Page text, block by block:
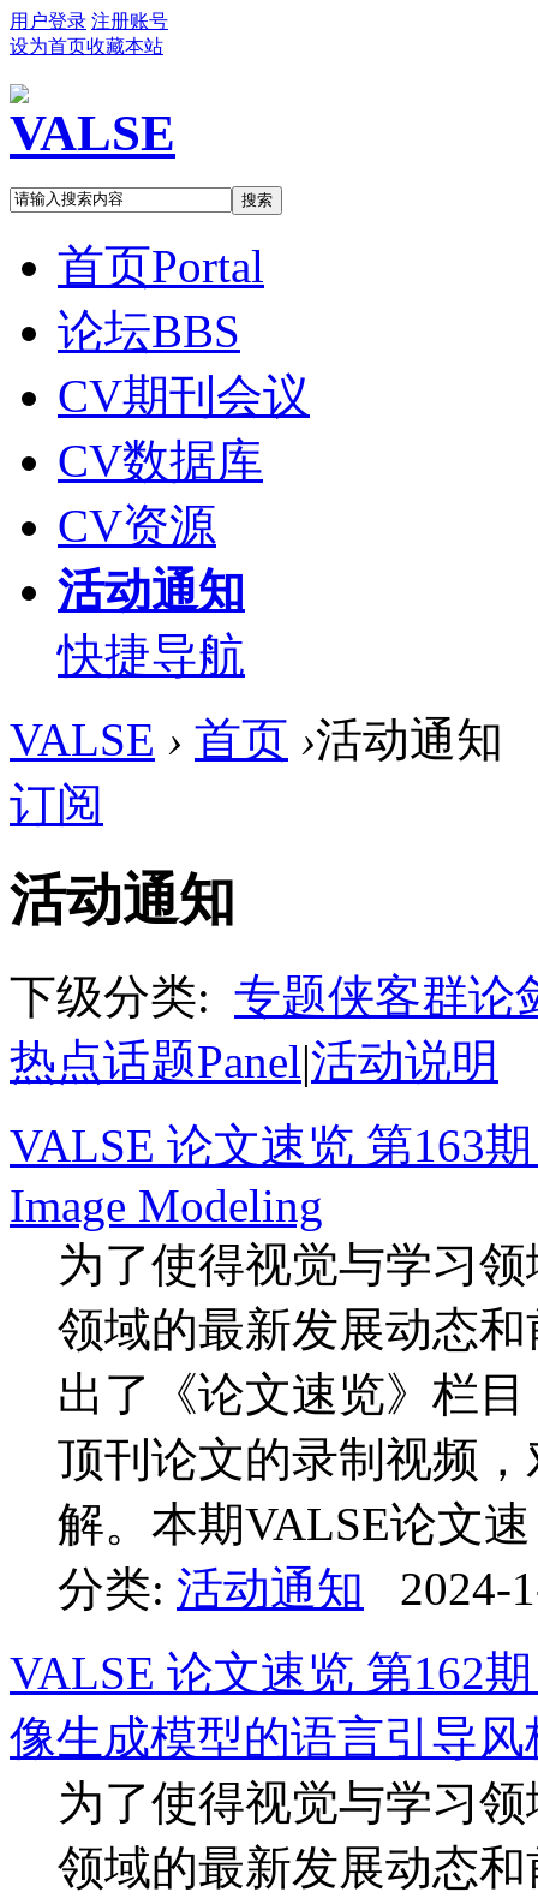
用户登录 注册账号
设为首页收藏本站
搜索
首页Portal
论坛BBS
CV期刊会议
CV数据库
CV资源
活动通知
快捷导航
VALSE › 首页 ›活动通知
订阅
活动通知
下级分类: 专题侠客群论
热点话题Panel|活动说明
VALSE 论文速览 第163
Image Modeling
为了使得视觉与学习
领域的最新发展动态
出了《论文速览》栏
顶刊论文的录制视频
解。本期VALSE论文
分类: 活动通知
2024-
VALSE 论文速览 第162
像生成模型的语言引导风
为了使得视觉与学习
领域的最新发展动态